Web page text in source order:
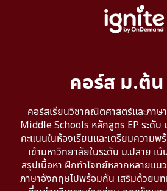
คอร์ส ม.ต้น
คอร์สเรียนวิชาคณิตศาสตร์และภา
Middle Schools หลักสูตร EP ระดับ
คะแนนในห้องเรียนและเตรียมความ
เข้ามหาวิทยาลัยในระดับ ม.ปลาย เ
สรุปเนื้อหา ฝึกทำโจทย์หลากหลายแน
ภาษาอังกฤษไปพร้อมกัน เสริมด้วยบ